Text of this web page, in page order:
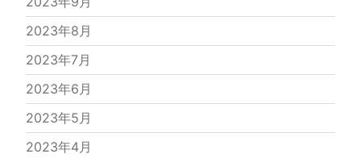
2023年8月
2023年7月
2023年6月
2023年5月
2023年4月